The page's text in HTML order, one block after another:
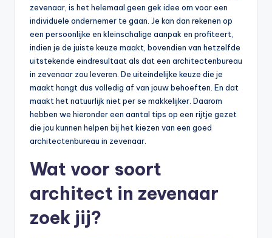
zevenaar, is het helemaal geen gek idee om voor een
individuele ondernemer te gaan. Je kan dan rekenen op
een persoonlijke en kleinschalige aanpak en profiteert,
indien je de juiste keuze maakt, bovendien van hetzelfde
uitstekende eindresultaat als dat een architectenbureau
in zevenaar zou leveren. De uiteindelijke keuze die je
maakt hangt dus volledig af van jouw behoeften. En dat
maakt het natuurlijk niet per se makkelijker. Daarom
hebben we hieronder een aantal tips op een rijtje gezet
die jou kunnen helpen bij het kiezen van een goed
architectenbureau in zevenaar.
Wat voor soort
architect in zevenaar
zoek jij?